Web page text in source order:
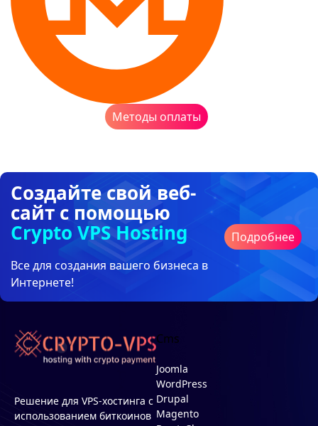
Методы оплаты
Создайте свой веб-
сайт с помощью
Crypto VPS Hosting
Все для создания вашего бизнеса в
Интернете!
Подробнее
Решение для VPS-хостинга с
использованием биткоинов
Cms
Joomla
WordPress
Drupal
Magento